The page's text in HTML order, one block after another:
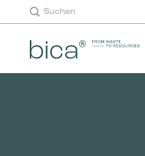
Inhalt
Suchen